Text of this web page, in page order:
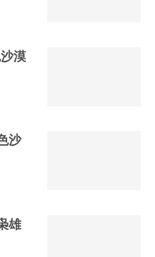
漠
沙
雄